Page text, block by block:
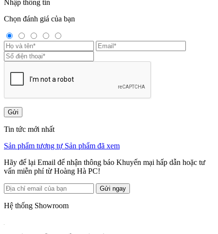
Nhập thông tin
Chọn đánh giá của bạn
Gửi
Tin tức mới nhất
Sản phẩm tương tự Sản phẩm đã xem
Hãy để lại Email để nhận thông báo Khuyến mại hấp dẫn hoặc tư
vấn miễn phí từ Hoàng Hà PC!
Gửi ngay
Hệ thống Showroom